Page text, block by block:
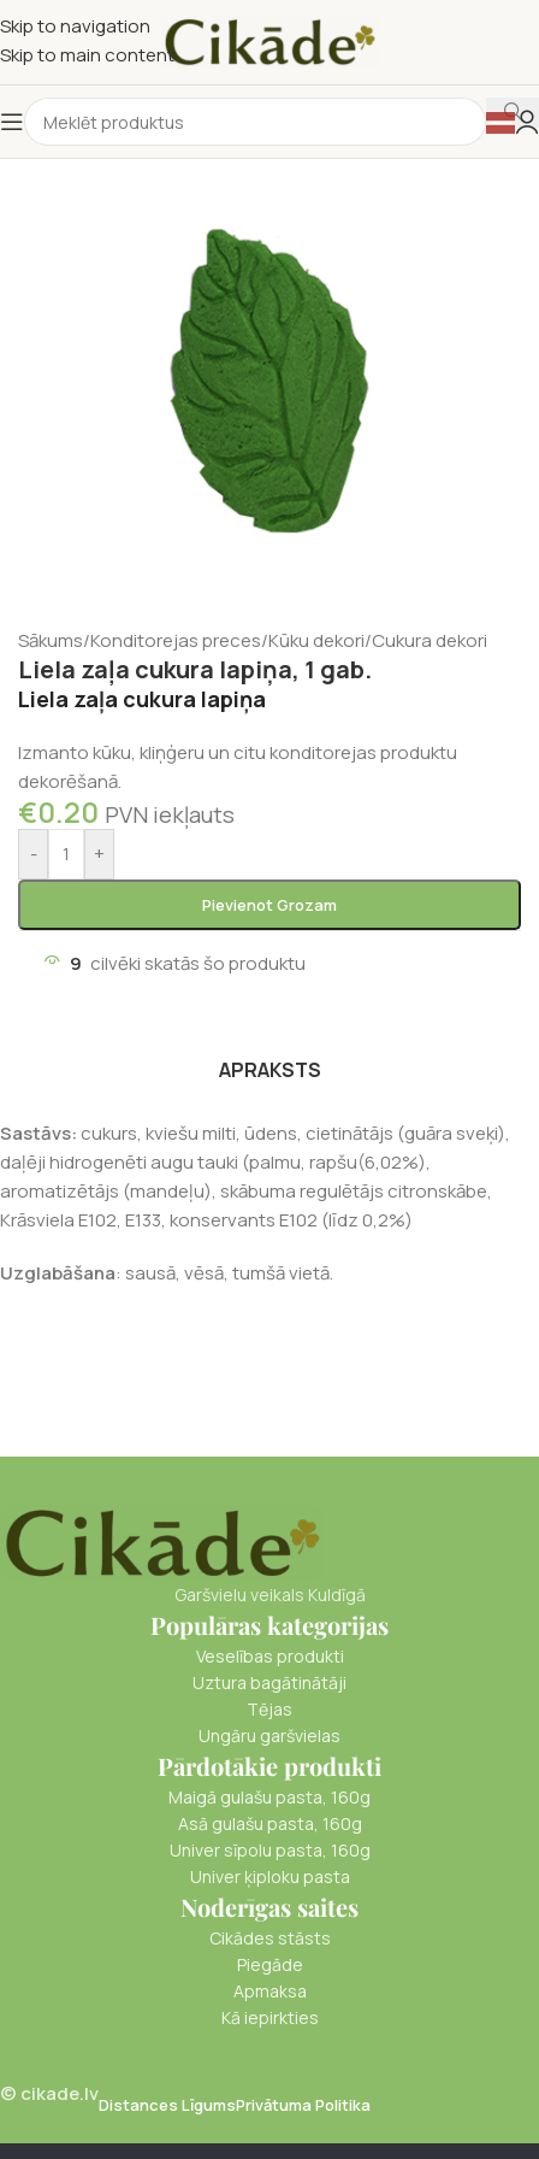
Skip to navigation
Skip to main content
Sākums/Konditorejas preces/Kūku dekori/Cukura dekori
Liela zaļa cukura lapiņa, 1 gab.
Liela zaļa cukura lapiņa
Izmanto kūku, kliņģeru un citu konditorejas produktu
dekorēšanā.
€0.20 PVN iekļauts
- +
Pievienot Grozam
9 cilvēki skatās šo produktu
APRAKSTS
Sastāvs: cukurs, kviešu milti, ūdens, cietinātājs (guāra sveķi),
daļēji hidrogenēti augu tauki (palmu, rapšu(6,02%),
aromatizētājs (mandeļu), skābuma regulētājs citronskābe,
Krāsviela E102, E133, konservants E102 (līdz 0,2%)
Uzglabāšana: sausā, vēsā, tumšā vietā.
Garšvielu veikals Kuldīgā
Populāras kategorijas
Veselības produkti
Uztura bagātinātāji
Tējas
Ungāru garšvielas
Pārdotākie produkti
Maigā gulašu pasta, 160g
Asā gulašu pasta, 160g
Univer sīpolu pasta, 160g
Univer ķiploku pasta
Noderīgas saites
Cikādes stāsts
Piegāde
Apmaksa
Kā iepirkties
© cikade.lvDistances LīgumsPrivātuma Politika